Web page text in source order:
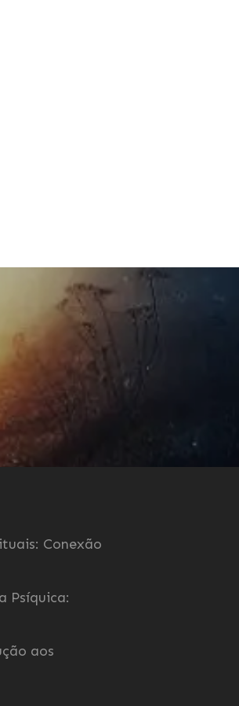
Conexão
Psíquica:
aos